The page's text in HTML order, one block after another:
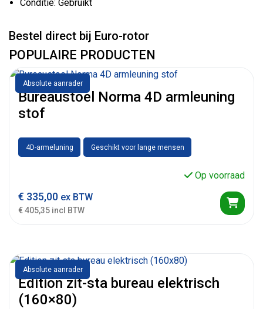
Conditie: Gebruikt
Bestel direct bij Euro-rotor
POPULAIRE PRODUCTEN
Absolute aanrader
Bureaustoel Norma 4D armleuning
stof
4D-armeluning Geschikt voor lange mensen
Op voorraad
€ 335,00 ex BTW
€ 405,35 incl BTW
Absolute aanrader
Edition zit-sta bureau elektrisch
(160×80)